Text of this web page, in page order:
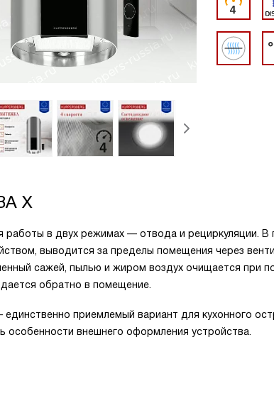
X
работы в двух режимах — отвода и рециркуляции. В
выводится за пределы помещения через
сажей, пылью и жиром воздух очищается при
обратно в помещение.
приемлемый вариант для кухонного
особенности внешнего оформления устройства.